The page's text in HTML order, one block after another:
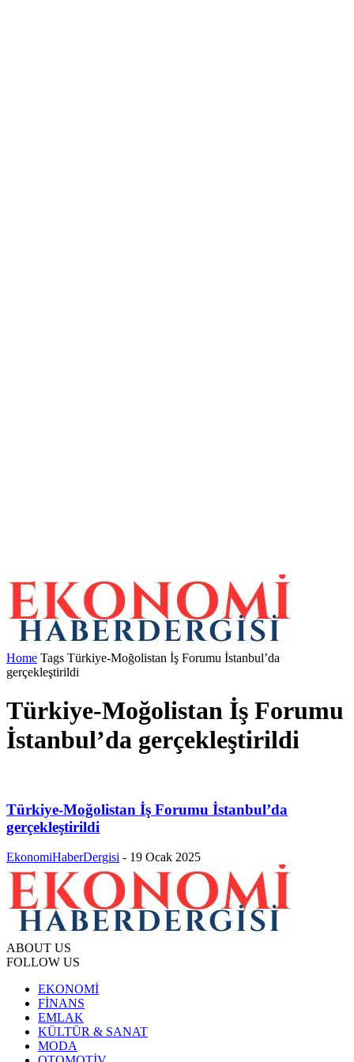
Home Tags Türkiye-Moğolistan İş Forumu İstanbul’da
gerçekleştirildi
Türkiye-Moğolistan İş Forumu
İstanbul’da gerçekleştirildi
Türkiye-Moğolistan İş Forumu İstanbul’da
gerçekleştirildi
EkonomiHaberDergisi - 19 Ocak 2025
ABOUT US
FOLLOW US
EKONOMİ
FİNANS
EMLAK
KÜLTÜR & SANAT
MODA